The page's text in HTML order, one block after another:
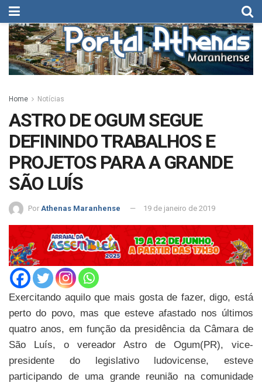
Home Notícias
ASTRO DE OGUM SEGUE
DEFININDO TRABALHOS E
PROJETOS PARA A GRANDE
SÃO LUÍS
Por Athenas Maranhense 19 de janeiro de 2019
Exercitando aquilo que mais gosta de fazer, digo, está
perto do povo, mas que esteve afastado nos últimos
quatro anos, em função da presidência da Câmara de
São Luís, o vereador Astro de Ogum(PR), vice-
presidente do legislativo ludovicense, esteve
participando de uma grande reunião na comunidade